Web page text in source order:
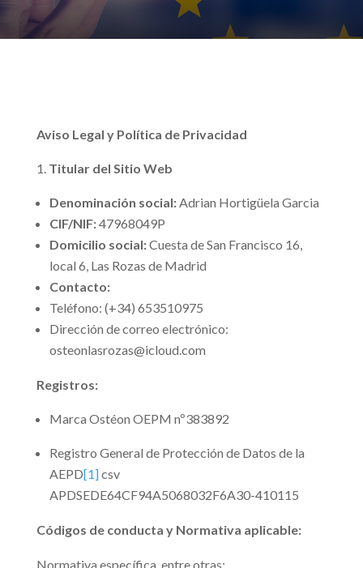
Aviso Legal y Política de Privacidad
Titular del Sitio Web
Denominación social:Adrian Hortigüela Garcia
CIF/NIF:47968049P
Domicilio social:Cuesta de San Francisco 16,
local 6, Las Rozas de Madrid
Contacto:
Teléfono: (+34) 653510975
Dirección de correo electrónico:
osteonlasrozas@icloud.com
Registros:
Marca Ostéon OEPM nº383892
Registro General de Protección de Datos de la
AEPD[1]csv
APDSEDE64CF94A5068032F6A30-410115
Códigos de conducta y Normativa aplicable:
Normativa específica, entre otras: